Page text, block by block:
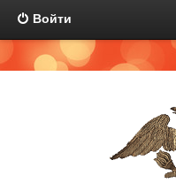
Войти